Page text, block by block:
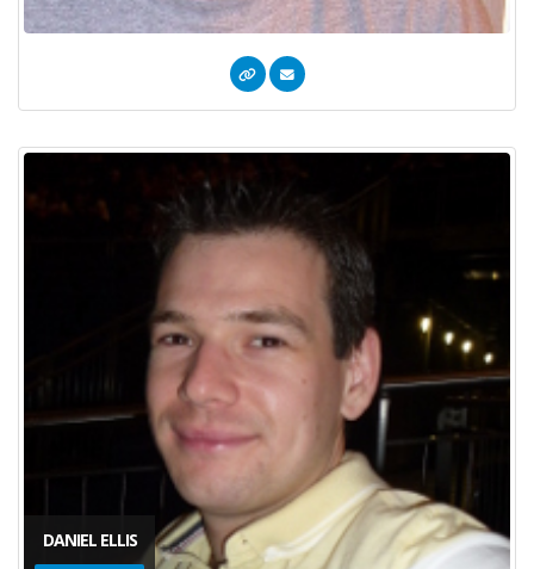
DANIEL ELLIS